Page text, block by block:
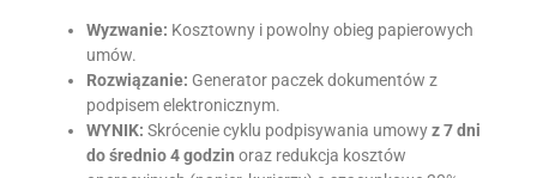
Wyzwanie: Kosztowny i powolny obieg papierowych
umów.
Rozwiązanie: Generator paczek dokumentów z
podpisem elektronicznym.
WYNIK: Skrócenie cyklu podpisywania umowyz 7 dni
do średnio 4 godzin oraz redukcja kosztów